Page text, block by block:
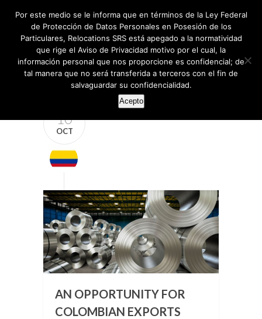
10
OCT
AN OPPORTUNITY FOR
COLOMBIAN EXPORTS
Por este medio se le informa que en términos de la Ley Federal
de Protección de Datos Personales en Posesión de los
Particulares, Relocations SRS está apegado a la normatividad
que rige el Aviso de Privacidad motivo por el cual, la
información personal que nos proporcione es confidencial; de
tal manera que no será transferida a terceros con el fin de
salvaguardar su confidencialidad.
Acepto